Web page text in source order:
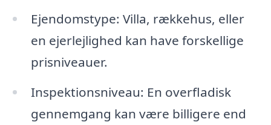
Ejendomstype: Villa, rækkehus, eller
en ejerlejlighed kan have forskellige
prisniveauer.
Inspektionsniveau: En overfladisk
gennemgang kan være billigere end